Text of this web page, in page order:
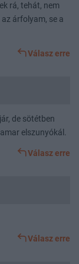
rá, tehát, nem
árfolyam, se a
Válasz erre
de sötétben
elszunyókál.
Válasz erre
Válasz erre